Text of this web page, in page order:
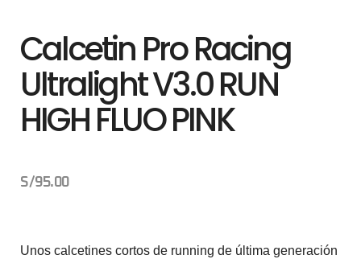
Calcetin Pro Racing
Ultralight V3.0 RUN
HIGH FLUO PINK
S/95.00
Unos calcetines cortos de running de última generación